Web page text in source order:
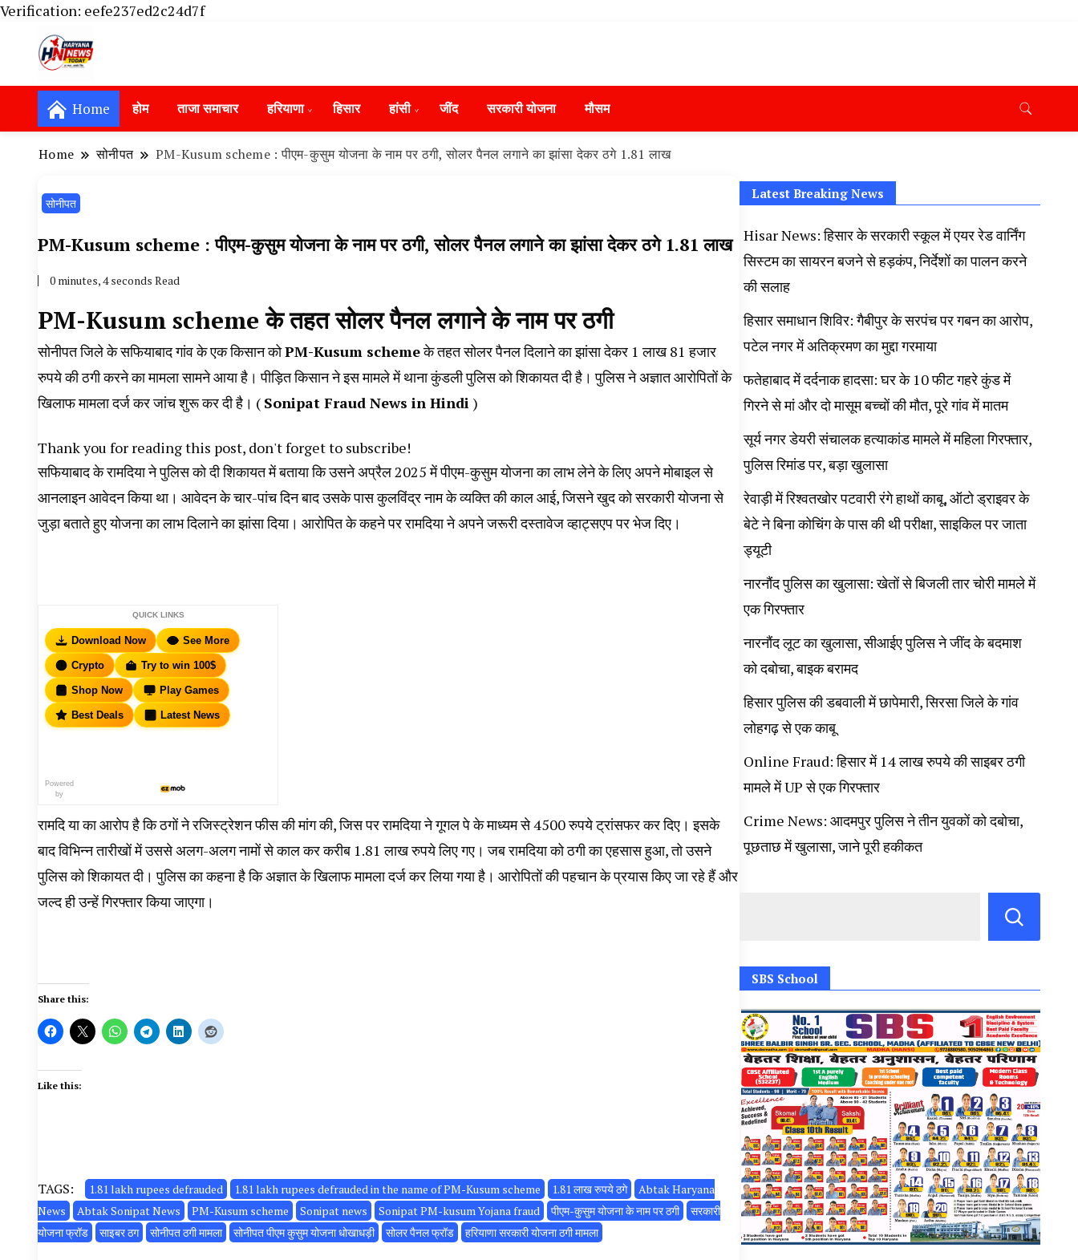
Verification: eefe237ed2c24d7f
Hansi News Today, Hisar Crime News Today, Narnaund News Live, Hansi News Live, Haryana ki Taaja Khabar, Haryana Crime News Today, Weather
Update in Haryana, Weather Alert in Haryana, Rain Alert in Haryana, Haryana Police Action, Haryana Porotet Update, Haryana Police Fir, Haryana
Portet Update News, Student Portest News, Kisan Protest News, AHN News, Abtak Haryana News,
Home होम ताजा समाचार हरियाणा हिसार हांसी ‌जींद सरकारी योजना मौसम
Home सोनीपत PM-Kusum scheme : पीएम-कुसुम योजना के नाम पर ठगी, सोलर पैनल लगाने का झांसा देकर ठगे 1.81 लाख
सोनीपत
PM-Kusum scheme : पीएम-कुसुम योजना के नाम पर ठगी, सोलर पैनल लगाने का झांसा देकर ठगे 1.81 लाख
0 minutes, 4 seconds Read
PM-Kusum scheme के तहत सोलर पैनल लगाने के नाम पर ठगी
सोनीपत जिले के सफियाबाद गांव के एक किसान कोPM-Kusum schemeके तहत सोलर पैनल दिलाने का झांसा देकर 1 लाख 81 हजार
रुपये की ठगी करने का मामला सामने आया है। पीड़ित किसान ने इस मामले में थाना कुंडली पुलिस को शिकायत दी है। पुलिस ने अज्ञात आरोपितों के
खिलाफ मामला दर्ज कर जांच शुरू कर दी है। ( Sonipat Fraud News in Hindi )
Thank you for reading this post, don't forget to subscribe!
सफियाबाद के रामदिया ने पुलिस को दी शिकायत में बताया कि उसने अप्रैल 2025 में पीएम-कुसुम योजना का लाभ लेने के लिए अपने मोबाइल से
आनलाइन आवेदन किया था। आवेदन के चार-पांच दिन बाद उसके पास कुलविंद्र नाम के व्यक्ति की काल आई, जिसने खुद को सरकारी योजना से
जुड़ा बताते हुए योजना का लाभ दिलाने का झांसा दिया। आरोपित के कहने पर रामदिया ने अपने जरूरी दस्तावेज व्हाट्सएप पर भेज दिए।
QUICK LINKS
Download Now See More
Crypto Try to win 100$
Shop Now Play Games
Best Deals Latest News
Powered
by
रामदि या का आरोप है कि ठगों ने रजिस्ट्रेशन फीस की मांग की, जिस पर रामदिया ने गूगल पे के माध्यम से 4500 रुपये ट्रांसफर कर दिए। इसके
बाद विभिन्न तारीखों में उससे अलग-अलग नामों से काल कर करीब 1.81 लाख रुपये लिए गए। जब रामदिया को ठगी का एहसास हुआ, तो उसने
पुलिस को शिकायत दी। पुलिस का कहना है कि अज्ञात के खिलाफ मामला दर्ज कर लिया गया है। आरोपितों की पहचान के प्रयास किए जा रहे हैं और
जल्द ही उन्हें गिरफ्तार किया जाएगा।
Share this:
Like this:
TAGS: 1.81 lakh rupees defrauded 1.81 lakh rupees defrauded in the name of PM-Kusum scheme 1.81 लाख रुपये ठगे
Abtak Haryana
News
Abtak Sonipat News PM-Kusum scheme Sonipat news Sonipat PM-kusum Yojana fraud पीएम-कुसुम योजना के नाम पर ठगी
सरकारी
योजना फ्रॉड
साइबर ठग सोनीपत ठगी मामला सोनीपत पीएम कुसुम योजना धोखाधड़ी सोलर पैनल फ्रॉड हरियाणा सरकारी योजना ठगी मामला
Latest Breaking News
Hisar News: हिसार के सरकारी स्कूल में एयर रेड वार्निंग
सिस्टम का सायरन बजने से हड़कंप, निर्देशों का पालन करने
की सलाह
हिसार समाधान शिविर: गैबीपुर के सरपंच पर गबन का आरोप,
पटेल नगर में अतिक्रमण का मुद्दा गरमाया
फतेहाबाद में दर्दनाक हादसा: घर के 10 फीट गहरे कुंड में
गिरने से मां और दो मासूम बच्चों की मौत, पूरे गांव में मातम
सूर्य नगर डेयरी संचालक हत्याकांड मामले में महिला गिरफ्तार,
पुलिस रिमांड पर, बड़ा खुलासा
रेवाड़ी में रिश्वतखोर पटवारी रंगे हाथों काबू, ऑटो ड्राइवर के
बेटे ने बिना कोचिंग के पास की थी परीक्षा, साइकिल पर जाता
ड्यूटी
नारनौंद पुलिस का खुलासा: खेतों से बिजली तार चोरी मामले में
एक गिरफ्तार
नारनौंद लूट का खुलासा, सीआईए पुलिस ने जींद के बदमाश
को दबोचा, बाइक बरामद
हिसार पुलिस की डबवाली में छापेमारी, सिरसा जिले के गांव
लोहगढ़ से एक काबू
Online Fraud: हिसार में 14 लाख रुपये की साइबर ठगी
मामले में UP से एक गिरफ्तार
Crime News: आदमपुर पुलिस ने तीन युवकों को दबोचा,
पूछताछ में खुलासा, जाने पूरी हकीकत
SBS School